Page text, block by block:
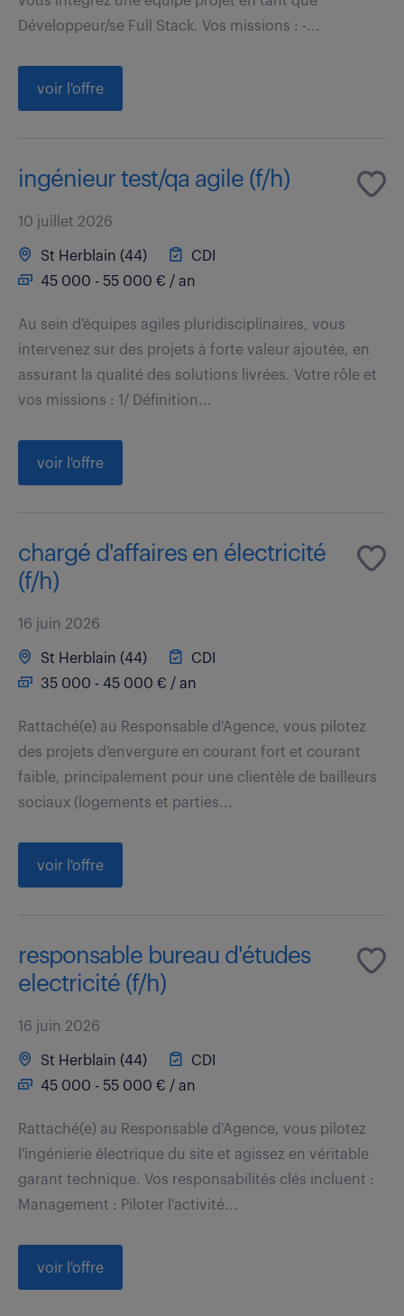
Développeur/se Full Stack. Vos missions : -...
voir l'offre
ingénieur test/qa agile (f/h)
10 juillet 2026
St Herblain (44)
CDI
45 000 - 55 000 € / an
Au sein d'équipes agiles pluridisciplinaires, vous
intervenez sur des projets à forte valeur ajoutée, en
assurant la qualité des solutions livrées. Votre rôle et
vos missions : 1/ Définition...
voir l'offre
chargé d'affaires en électricité
(f/h)
16 juin 2026
St Herblain (44)
CDI
35 000 - 45 000 € / an
Rattaché(e) au Responsable d'Agence, vous pilotez
des projets d'envergure en courant fort et courant
faible, principalement pour une clientèle de bailleurs
sociaux (logements et parties...
voir l'offre
responsable bureau d'études
electricité (f/h)
16 juin 2026
St Herblain (44)
CDI
45 000 - 55 000 € / an
Rattaché(e) au Responsable d'Agence, vous pilotez
l'ingénierie électrique du site et agissez en véritable
garant technique. Vos responsabilités clés incluent :
Management : Piloter l'activité...
voir l'offre